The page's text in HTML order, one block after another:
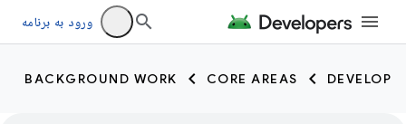
ورود به برنامه
DEVELOP
CORE AREAS
BACKGROUND WORK